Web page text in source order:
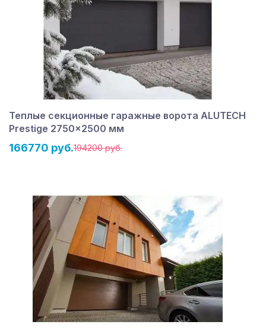
Теплые секционные гаражные ворота ALUTECH
Prestige 2750×2500 мм
166770 руб.194200 руб.